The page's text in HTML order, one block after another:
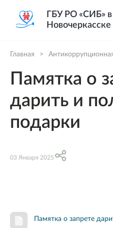
Главная >
Памятка о
дарить и
подарки
03 Января 2025
Памятка о запрете
ГБУ РО «СИБ» в
Новочеркасске